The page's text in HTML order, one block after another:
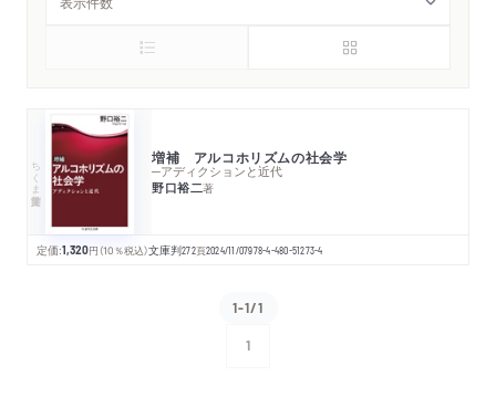
ちくま学芸文庫 増補 アルコホリズムの社会学
─アディクションと近代
野口裕二著
定価:1,320円 （10％税込）文庫判272頁2024/11/07978-4-480-51273-4
1-1/1
1